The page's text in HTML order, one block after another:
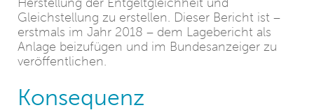
Herstellung der Entgeltgleichheit und
Gleichstellung zu erstellen. Dieser Bericht ist –
erstmals im Jahr 2018 – dem Lagebericht als
Anlage beizufügen und im Bundesanzeiger zu
veröffentlichen.
Konsequenz